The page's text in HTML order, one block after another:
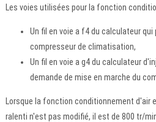
Les voies utilisées pour la fonction
Un fil en voie a f4 du calculateur
compresseur de climatisation,
Un fil en voie a g4 du calculateur
demande de mise en marche du
Lorsque la fonction conditionnement d'air
ralenti n'est pas modifié, il est de 800 tr/